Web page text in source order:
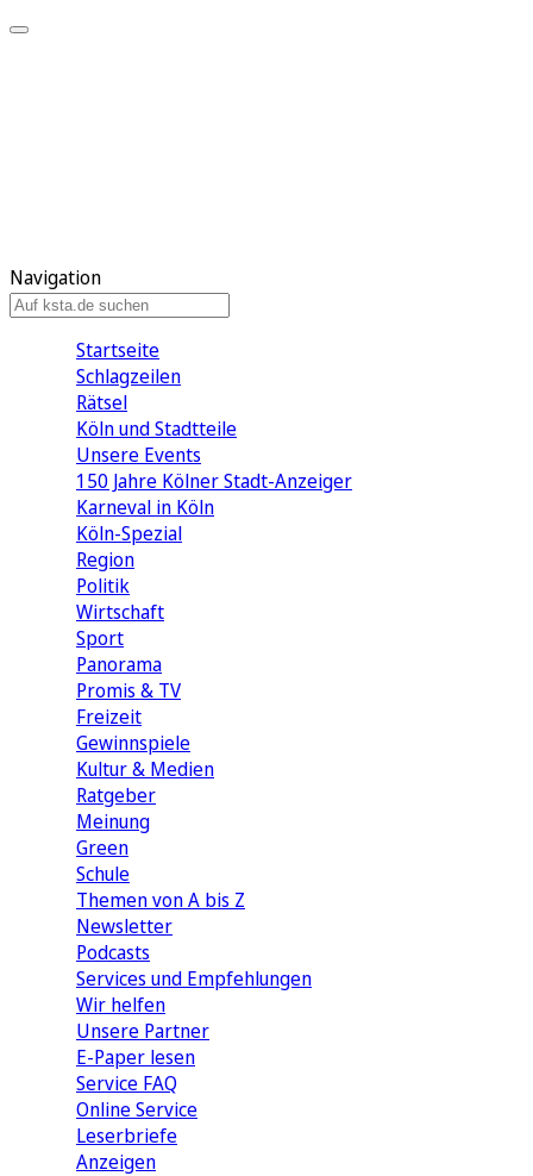
Navigation
Startseite
Schlagzeilen
Rätsel
Köln und Stadtteile
Unsere Events
150 Jahre Kölner Stadt-Anzeiger
Karneval in Köln
Köln-Spezial
Region
Politik
Wirtschaft
Sport
Panorama
Promis & TV
Freizeit
Gewinnspiele
Kultur & Medien
Ratgeber
Meinung
Green
Schule
Themen von A bis Z
Newsletter
Podcasts
Services und Empfehlungen
Wir helfen
Unsere Partner
E-Paper lesen
Service FAQ
Online Service
Leserbriefe
Anzeigen